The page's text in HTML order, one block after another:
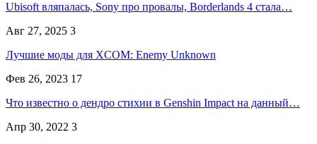
Ubisoft вляпалась, Sony про провалы, Borderlands 4 стала…
Авг 27, 2025 3
Лучшие моды для XCOM: Enemy Unknown
Фев 26, 2023 17
Что известно о дендро стихии в Genshin Impact на данный…
Апр 30, 2022 3